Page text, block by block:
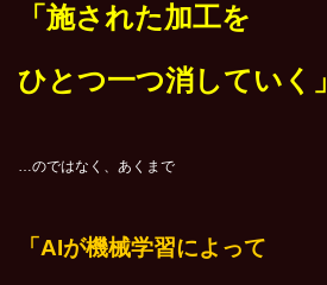
「施された加工を
ひとつ一つ消していく」
…のではなく、あくまで
「AIが機械学習によって